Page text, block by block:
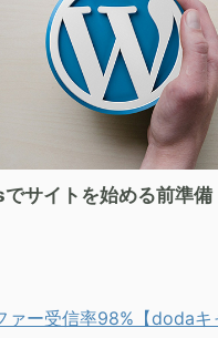
サイトを始める前準備
ァー受信率98%【dodaキ